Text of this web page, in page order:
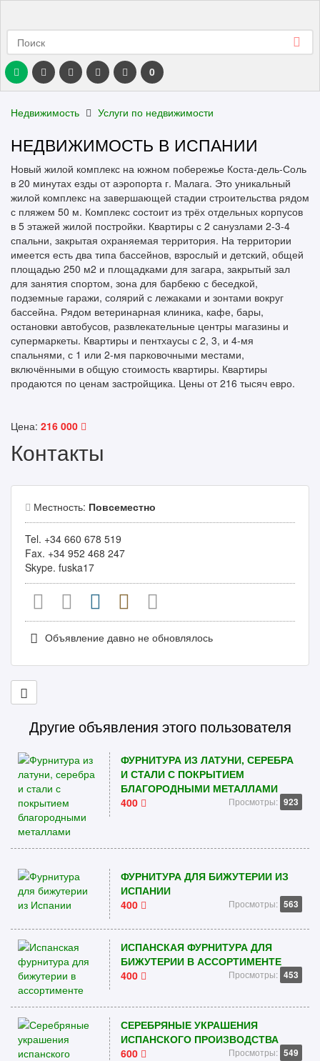
0
Недвижимость Услуги по недвижимости
НЕДВИЖИМОСТЬ В ИСПАНИИ
Новый жилой комплекс на южном побережье Коста-дель-Соль
в 20 минутах езды от аэропорта г. Малага. Это уникальный
жилой комплекс на завершающей стадии строительства рядом
с пляжем 50 м. Комплекс состоит из трёх отдельных корпусов
в 5 этажей жилой постройки. Квартиры с 2 санузлами 2-3-4
спальни, закрытая охраняемая территория. На территории
имеется есть два типа бассейнов, взрослый и детский, общей
площадью 250 м2 и площадками для загара, закрытый зал
для занятия спортом, зона для барбекю с беседкой,
подземные гаражи, солярий с лежаками и зонтами вокруг
бассейна. Рядом ветеринарная клиника, кафе, бары,
остановки автобусов, развлекательные центры магазины и
супермаркеты. Квартиры и пентхаусы с 2, 3, и 4-мя
спальнями, с 1 или 2-мя парковочными местами,
включёнными в общую стоимость квартиры. Квартиры
продаются по ценам застройщика. Цены от 216 тысяч евро.
Цена: 216 000
Контакты
Местность: Повсеместно
Tel. +34 660 678 519
Fax. +34 952 468 247
Skype. fuska17
Объявление давно не обновлялось
Другие объявления этого пользователя
ФУРНИТУРА ИЗ ЛАТУНИ, СЕРЕБРА
И СТАЛИ С ПОКРЫТИЕМ
БЛАГОРОДНЫМИ МЕТАЛЛАМИ
400
Просмотры: 923
ФУРНИТУРА ДЛЯ БИЖУТЕРИИ ИЗ
ИСПАНИИ
400
Просмотры: 563
ИСПАНСКАЯ ФУРНИТУРА ДЛЯ
БИЖУТЕРИИ В АССОРТИМЕНТЕ
400
Просмотры: 453
СЕРЕБРЯНЫЕ УКРАШЕНИЯ
ИСПАНСКОГО ПРОИЗВОДСТВА
600
Просмотры: 549